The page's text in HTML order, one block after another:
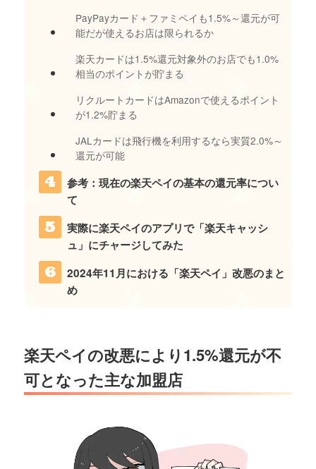
PayPayカード＋ファミペイも1.5%～還元が可
能だが使えるお店は限られるか
楽天カードは1.5%還元対象外のお店でも1.0%
相当のポイントが貯まる
リクルートカードはAmazonで使えるポイント
が1.2%貯まる
JALカードは飛行機を利用するなら実質2.0%～
還元が可能
参考：現在の楽天ペイの基本の還元率につい
て
実際に楽天ペイのアプリで「楽天キャッシ
ュ」にチャージしてみた
2024年11月における「楽天ペイ」改悪のまと
め
楽天ペイの改悪により1.5%還元が不
可となった主な加盟店